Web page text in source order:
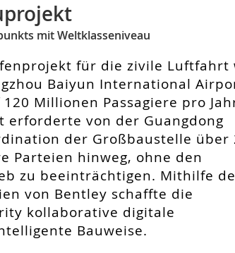
mit Weltklasseniveau
für die zivile Luftfahrt
Baiyun International
Millionen Passagiere pro
erforderte von der Guangdong
der Großbaustelle über
Parteien hinweg, ohne den
zu beeinträchtigen. Mithilfe
von Bentley schaffte die
kollaborative digitale
Bauweise.